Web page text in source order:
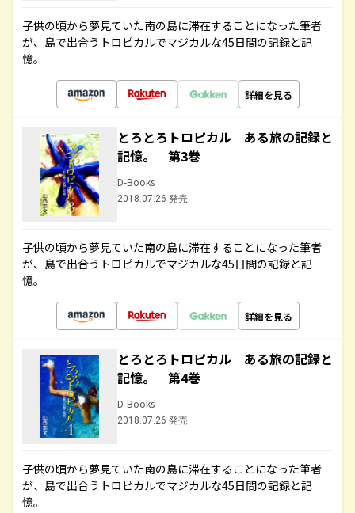
子供の頃から夢見ていた南の島に滞在することになった筆者
が、島で出合うトロピカルでマジカルな45日間の記録と記
憶。
詳細を見る
とろとろトロピカル ある旅の記録と
記憶。 第3巻
D-Books
2018.07.26 発売
子供の頃から夢見ていた南の島に滞在することになった筆者
が、島で出合うトロピカルでマジカルな45日間の記録と記
憶。
詳細を見る
とろとろトロピカル ある旅の記録と
記憶。 第4巻
D-Books
2018.07.26 発売
子供の頃から夢見ていた南の島に滞在することになった筆者
が、島で出合うトロピカルでマジカルな45日間の記録と記
憶。